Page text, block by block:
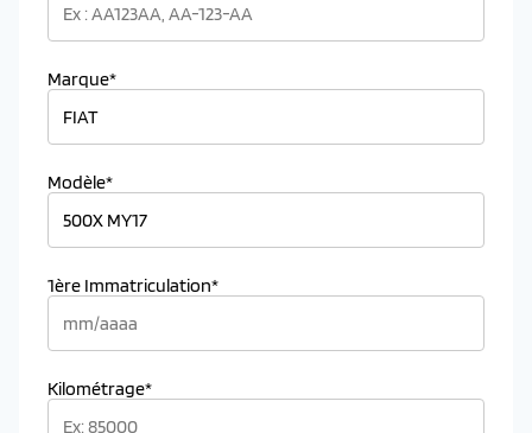
Marque*
Modèle*
1ère Immatriculation*
Kilométrage*